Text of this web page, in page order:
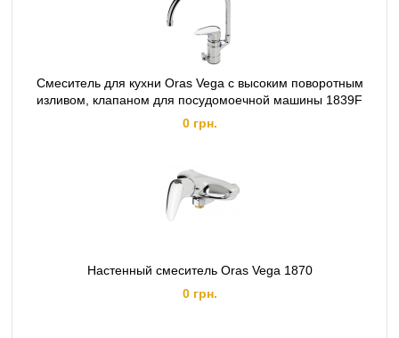
Смеситель для кухни Oras Vega с высоким поворотным
изливом, клапаном для посудомоечной машины 1839F
0 грн.
Настенный смеситель Oras Vega 1870
0 грн.